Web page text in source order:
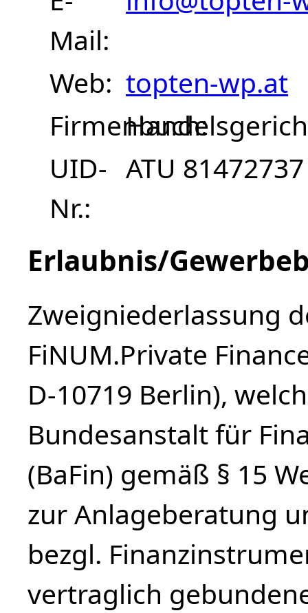
Mail
Web
topten-wp.at
Firmenbuch
UID-
Nr.
ATU 81472737
Erlaubnis/
Zweigniederlassung
FiNUM.Private
D-10719 Berlin),
Bundesanstalt für
(BaFin) gemäß § 15
zur Anlageberatung
bezgl.
vertraglich